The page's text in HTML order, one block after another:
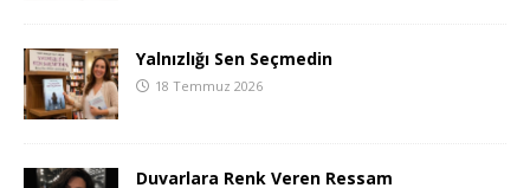
Yalnızlığı Sen Seçmedin
18 Temmuz 2026
Duvarlara Renk Veren Ressam